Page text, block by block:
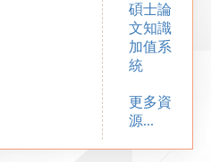
碩士論
文知識
加值系
統
更多資
源...